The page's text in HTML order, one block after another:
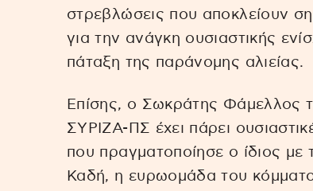
στρεβλώσεις που αποκλείουν
για την ανάγκη ουσιαστικής
πάταξη της παράνομης αλιείας.
Επίσης, ο Σωκράτης Φάμελλος
ΣΥΡΙΖΑ-ΠΣ έχει πάρει
που πραγματοποίησε ο ίδιος με
Καδή, η ευρωομάδα του